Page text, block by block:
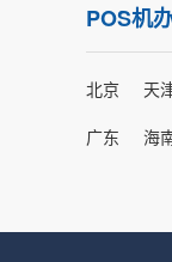
快，机器很
很满意！
严
POS机
北京 天
广东
海